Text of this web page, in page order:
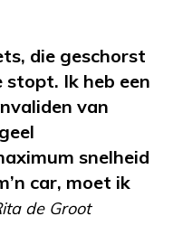
die geschorst
stopt. Ik heb een
van
snelheid
car, moet ik
de Groot